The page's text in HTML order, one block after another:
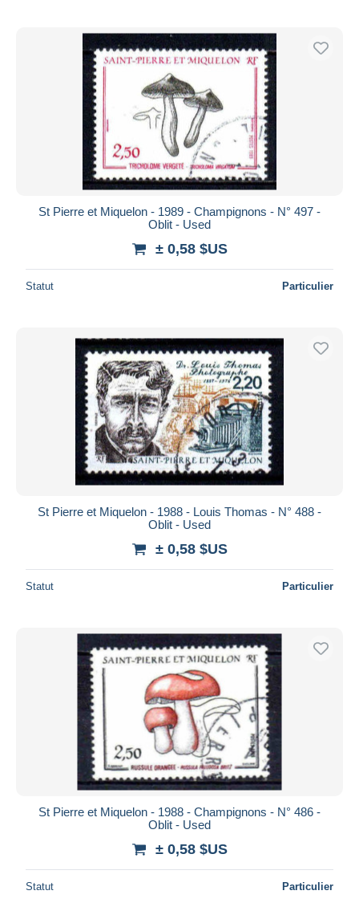
St Pierre et Miquelon - 1989 - Champignons - N° 497 -
Oblit - Used
± 0,58 $US
Statut Particulier
St Pierre et Miquelon - 1988 - Louis Thomas - N° 488 -
Oblit - Used
± 0,58 $US
Statut Particulier
St Pierre et Miquelon - 1988 - Champignons - N° 486 -
Oblit - Used
± 0,58 $US
Statut Particulier